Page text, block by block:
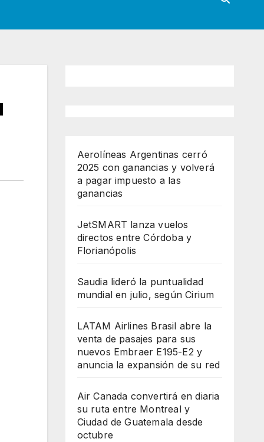
Aerolíneas Argentinas cerró
2025 con ganancias y volverá
a pagar impuesto a las
ganancias
JetSMART lanza vuelos
directos entre Córdoba y
Florianópolis
Saudia lideró la puntualidad
mundial en julio, según Cirium
LATAM Airlines Brasil abre la
venta de pasajes para sus
nuevos Embraer E195-E2 y
anuncia la expansión de su red
Air Canada convertirá en diaria
su ruta entre Montreal y
Ciudad de Guatemala desde
octubre